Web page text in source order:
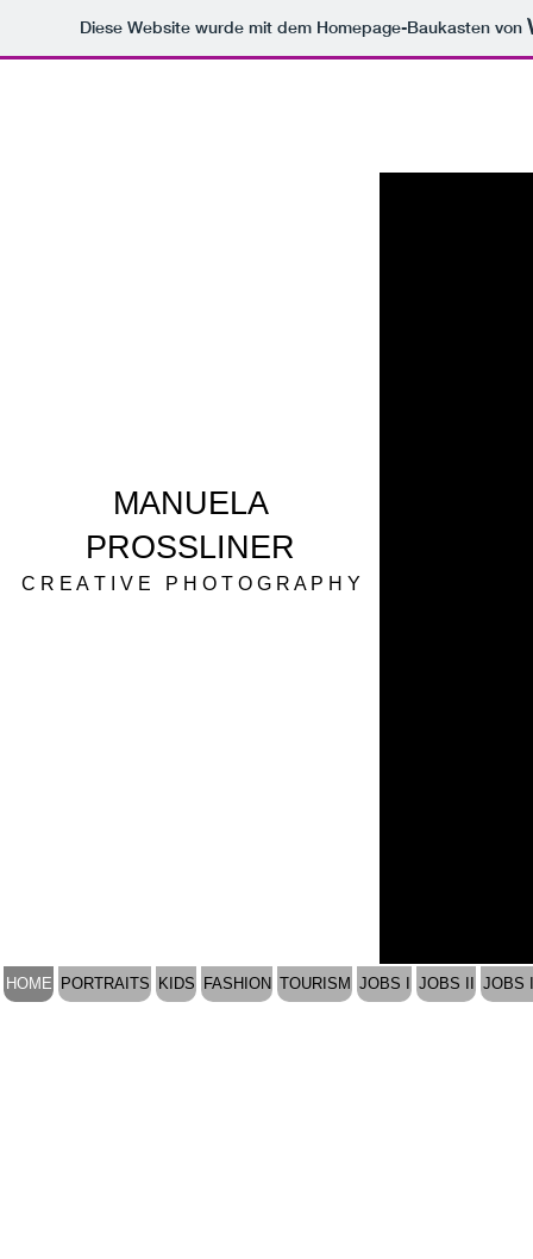
Diese Website wurde mit dem Homepage-Baukasten von
MANUELA
PROSSLINER
C R E A T I V E P H O T O G R A P H Y
HOME PORTRAITS KIDS FASHION TOURISM JOBS I JOBS II JOBS